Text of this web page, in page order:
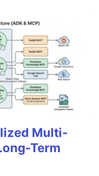
Multi-
Term